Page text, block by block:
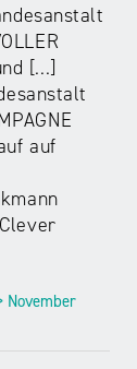
[...]
auf
November